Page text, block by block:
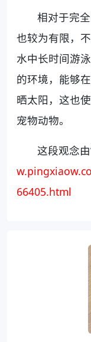
相对于完
也较为有限，
水中长时间游
的环境，能够
晒太阳，这也
宠物动物。
这段观念
66405.html